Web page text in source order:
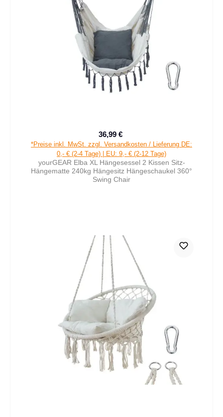
Verkaufspreis:
36,99 €
*Preise inkl. MwSt. zzgl. Versandkosten / Lieferung DE:
0,- € (2-4 Tage) | EU: 9,- € (2-12 Tage)
yourGEAR Elba XL Hängesessel 2 Kissen Sitz-
Hängematte 240kg Hängesitz Hängeschaukel 360°
Swing Chair